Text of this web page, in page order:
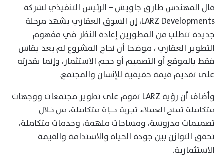
قال المهندس طارق جاويش – الرئيس التنفيذي لشركة
LARZ Developments، إن السوق العقاري يشهد مرحلة
جديدة تتطلب من المطورين إعادة النظر في مفهوم
التطوير العقاري ، موضحا أن نجاح المشروع لم يعد يقاس
فقط بالموقع أو التصميم أو حجم الاستثمار، وإنما بقدرته
على تقديم قيمة حقيقية للإنسان والمجتمع.
وأضاف أن رؤية LARZ تقوم على تطوير مجتمعات ووجهات
متكاملة تمنح العملاء تجربة حياة متكاملة، من خلال
تصميمات مدروسة، ومساحات ملهمة، وخدمات متكاملة،
تحقق التوازن بين جودة الحياة والاستدامة والقيمة
الاستثمارية.